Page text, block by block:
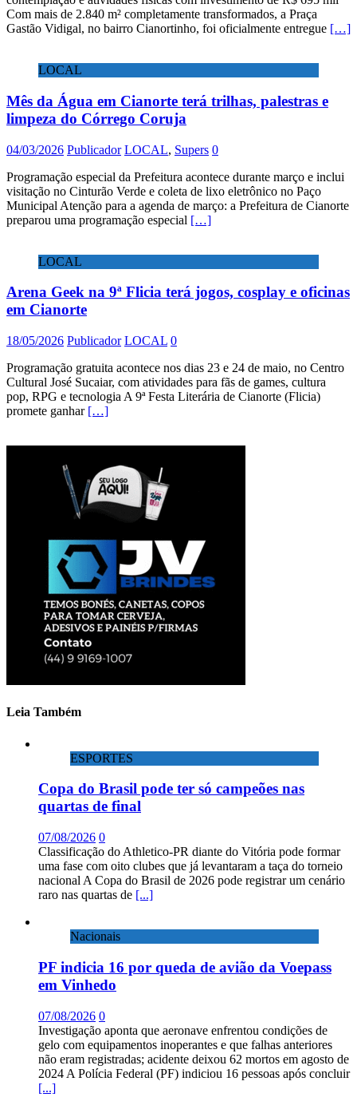
Com mais de 2.840 m² completamente transformados, a Praça
Gastão Vidigal, no bairro Cianortinho, foi oficialmente entregue […]
LOCAL
Mês da Água em Cianorte terá trilhas, palestras e
limpeza do Córrego Coruja
04/03/2026 Publicador LOCAL, Supers 0
Programação especial da Prefeitura acontece durante março e inclui
visitação no Cinturão Verde e coleta de lixo eletrônico no Paço
Municipal Atenção para a agenda de março: a Prefeitura de Cianorte
preparou uma programação especial […]
LOCAL
Arena Geek na 9ª Flicia terá jogos, cosplay e oficinas
em Cianorte
18/05/2026 Publicador LOCAL 0
Programação gratuita acontece nos dias 23 e 24 de maio, no Centro
Cultural José Sucaiar, com atividades para fãs de games, cultura
pop, RPG e tecnologia A 9ª Festa Literária de Cianorte (Flicia)
promete ganhar […]
Leia Também
ESPORTES
Copa do Brasil pode ter só campeões nas
quartas de final
07/08/2026 0
Classificação do Athletico-PR diante do Vitória pode formar
uma fase com oito clubes que já levantaram a taça do torneio
nacional A Copa do Brasil de 2026 pode registrar um cenário
raro nas quartas de [...]
Nacionais
PF indicia 16 por queda de avião da Voepass
em Vinhedo
07/08/2026 0
Investigação aponta que aeronave enfrentou condições de
gelo com equipamentos inoperantes e que falhas anteriores
não eram registradas; acidente deixou 62 mortos em agosto de
2024 A Polícia Federal (PF) indiciou 16 pessoas após concluir
[...]